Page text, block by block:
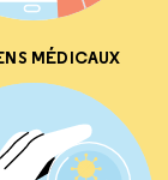
MÉDICAUX